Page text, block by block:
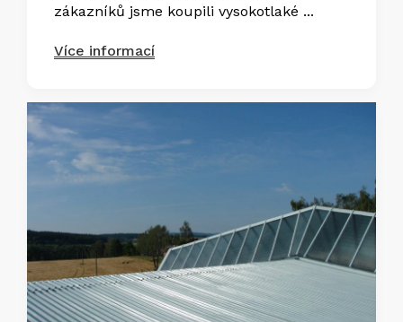
zákazníků jsme koupili vysokotlaké ...
Více informací